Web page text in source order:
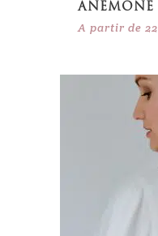
ANÉMONE
A partir de